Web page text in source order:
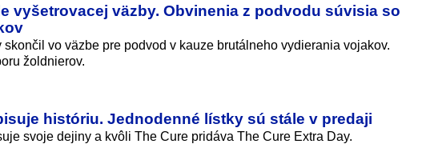
vyšetrovacej väzby. Obvinenia z podvodu súvisia so
vo väzbe pre podvod v kauze brutálneho vydierania vojakov.
žoldnierov.
históriu. Jednodenné lístky sú stále v predaji
svoje dejiny a kvôli The Cure pridáva The Cure Extra Day.